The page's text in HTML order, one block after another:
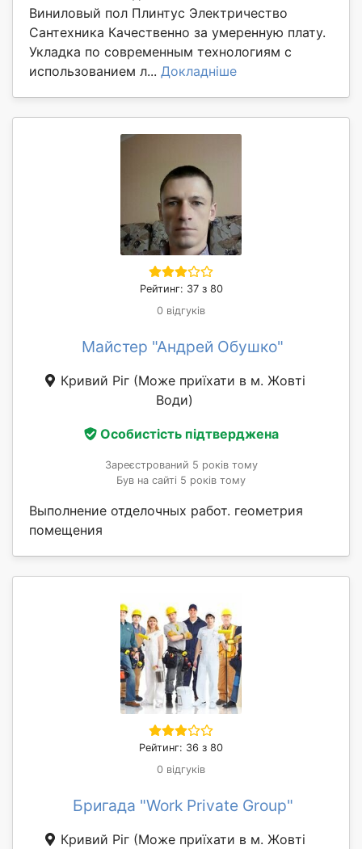
Виниловый пол Плинтус Электричество
Сантехника Качественно за умеренную плату.
Укладка по современным технологиям с
использованием л... Докладніше
Рейтинг: 37 з 80
0 відгуків
Майстер "Андрей Обушко"
Кривий Ріг (Може приїхати в м. Жовті
Води)
Особистість підтверджена
Зареєстрований 5 років тому
Був на сайті 5 років тому
Выполнение отделочных работ. геометрия
помещения
Рейтинг: 36 з 80
0 відгуків
Бригада "Work Private Group"
Кривий Ріг (Може приїхати в м. Жовті